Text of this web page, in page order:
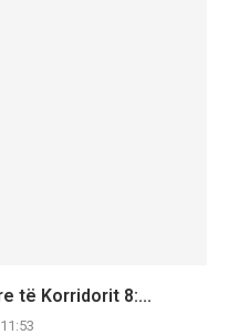
të Korridorit 8:...